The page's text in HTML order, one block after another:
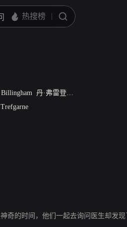
Billingham 丹·弗雷登堡
奇的时间，他们一起去询问医生却发